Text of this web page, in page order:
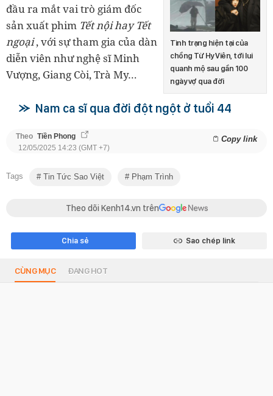
Tình trạng hiện tại của
chồng Từ Hy Viên, tới lui
quanh mộ sau gần 100
ngày vợ qua đời
đầu ra mắt vai trò giám đốc
sản xuất phim Tết nội hay Tết
ngoại, với sự tham gia của dàn
diễn viên như nghệ sĩ Minh
Vượng, Giang Còi, Trà My…
Nam ca sĩ qua đời đột ngột ở tuổi 44
Theo Tiền Phong Copy link
12/05/2025 14:23 (GMT +7)
Tags Tin Tức Sao Việt Phạm Trình
Theo dõi Kenh14.vn trên
Chia sẻ Sao chép link
CÙNG MỤC ĐANG HOT